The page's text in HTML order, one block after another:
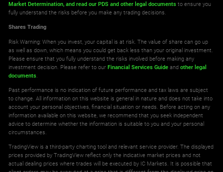
Market Determination, and read our PDS and other legal documents to ensure you
fully understand the risks before you make any trading decisions.
Shares Trading
Risk Warning: When you invest, your capital is at risk. The value of share can go up
as well as down, which means you could get back less than your original investment.
Please ensure that you fully understand the risks involved before making any
investment decision. Please refer to ourFinancial Services Guide andother legal
documents
Past performance is no indication of future performance and tax laws are subject
to change. All information on this website is general in nature and does not take into
account your personal objectives, financial situation or needs. Before acting on any
information available on this website, we recommend that you seek independent
advice to determine whether the information is suitable to you and your personal
circumstances.
TradingView is a third-party charting tool and relevant service provider. The displayed
prices provided by TradingView reflect only the indicative market prices and not
actual dealing prices where trades will be executed by IC Markets. It is possible that